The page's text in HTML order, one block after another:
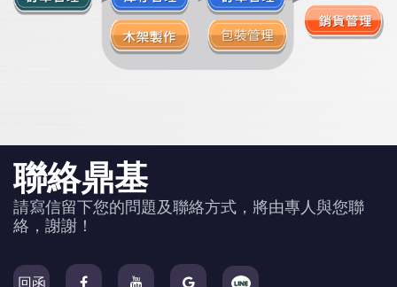
聯絡鼎基
請寫信留下您的問題及聯絡方式，將由專人與您聯
絡，謝謝！
回函